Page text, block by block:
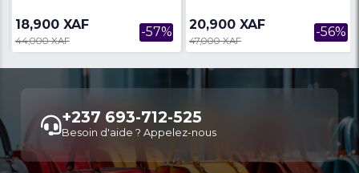
Produits similairesVoir Plus